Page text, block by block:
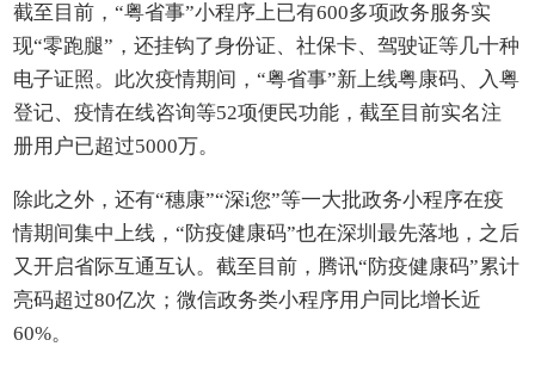
截至目前，“粤省事”小程序上已有600多项政务服务实
现“零跑腿”，还挂钩了身份证、社保卡、驾驶证等几十种
电子证照。此次疫情期间，“粤省事”新上线粤康码、入粤
登记、疫情在线咨询等52项便民功能，截至目前实名注
册用户已超过5000万。
除此之外，还有“穗康”“深i您”等一大批政务小程序在疫
情期间集中上线，“防疫健康码”也在深圳最先落地，之后
又开启省际互通互认。截至目前，腾讯“防疫健康码”累计
亮码超过80亿次；微信政务类小程序用户同比增长近
60%。